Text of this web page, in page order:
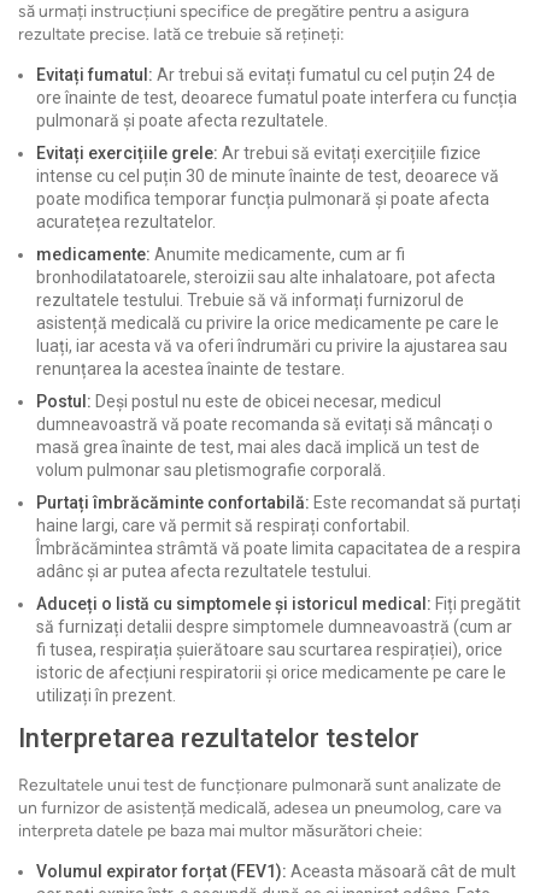
să urmați instrucțiuni specifice de pregătire pentru a asigura
rezultate precise. Iată ce trebuie să rețineți:
Evitați fumatul: Ar trebui să evitați fumatul cu cel puțin 24 de
ore înainte de test, deoarece fumatul poate interfera cu funcția
pulmonară și poate afecta rezultatele.
Evitați exercițiile grele: Ar trebui să evitați exercițiile fizice
intense cu cel puțin 30 de minute înainte de test, deoarece vă
poate modifica temporar funcția pulmonară și poate afecta
acuratețea rezultatelor.
medicamente: Anumite medicamente, cum ar fi
bronhodilatatoarele, steroizii sau alte inhalatoare, pot afecta
rezultatele testului. Trebuie să vă informați furnizorul de
asistență medicală cu privire la orice medicamente pe care le
luați, iar acesta vă va oferi îndrumări cu privire la ajustarea sau
renunțarea la acestea înainte de testare.
Postul: Deși postul nu este de obicei necesar, medicul
dumneavoastră vă poate recomanda să evitați să mâncați o
masă grea înainte de test, mai ales dacă implică un test de
volum pulmonar sau pletismografie corporală.
Purtați îmbrăcăminte confortabilă: Este recomandat să purtați
haine largi, care vă permit să respirați confortabil.
Îmbrăcămintea strâmtă vă poate limita capacitatea de a respira
adânc și ar putea afecta rezultatele testului.
Aduceți o listă cu simptomele și istoricul medical: Fiți pregătit
să furnizați detalii despre simptomele dumneavoastră (cum ar
fi tusea, respirația șuierătoare sau scurtarea respirației), orice
istoric de afecțiuni respiratorii și orice medicamente pe care le
utilizați în prezent.
Interpretarea rezultatelor testelor
Rezultatele unui test de funcționare pulmonară sunt analizate de
un furnizor de asistență medicală, adesea un pneumolog, care va
interpreta datele pe baza mai multor măsurători cheie:
Volumul expirator forțat (FEV1): Aceasta măsoară cât de mult